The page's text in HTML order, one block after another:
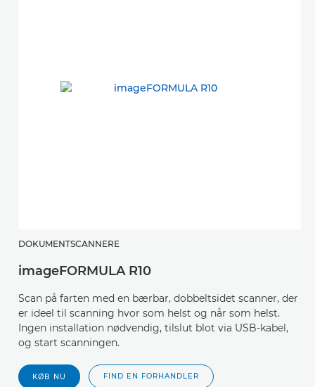
DOKUMENTSCANNERE
imageFORMULA R10
Scan på farten med en bærbar, dobbeltsidet scanner, der
er ideel til scanning hvor som helst og når som helst.
Ingen installation nødvendig, tilslut blot via USB-kabel,
og start scanningen.
KØB NU FIND EN FORHANDLER